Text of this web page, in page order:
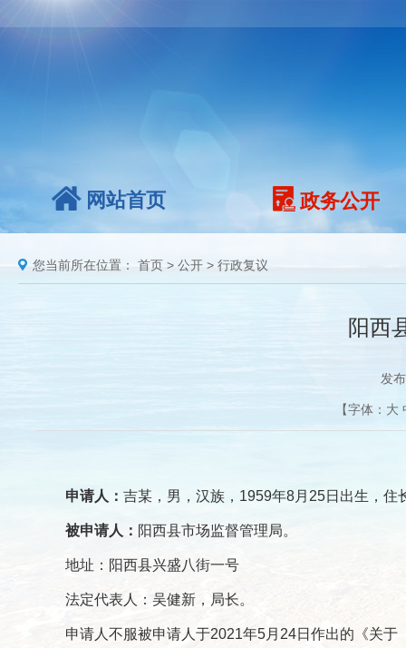
网站首页 政务公开
您当前所在位置： 首页 > 公开 > 行政复议
阳西
发
【字体： 大
申请人： 吉某，男，汉族，1959年8月25日出生，
被申请人： 阳西县市场监督管理局。
地址：阳西县兴盛八街一号
法定代表人：吴健新，局长。
申请人不服被申请人于2021年5月24日作出的《关于